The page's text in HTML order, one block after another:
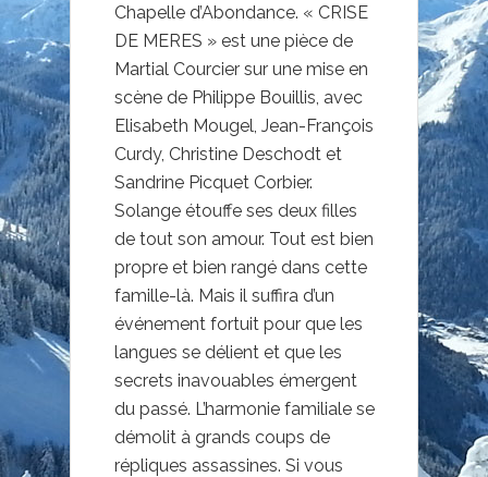
Chapelle d’Abondance. « CRISE
DE MERES » est une pièce de
Martial Courcier sur une mise en
scène de Philippe Bouillis, avec
Elisabeth Mougel, Jean-François
Curdy, Christine Deschodt et
Sandrine Picquet Corbier.
Solange étouffe ses deux filles
de tout son amour. Tout est bien
propre et bien rangé dans cette
famille-là. Mais il suffira d’un
événement fortuit pour que les
langues se délient et que les
secrets inavouables émergent
du passé. L’harmonie familiale se
démolit à grands coups de
répliques assassines. Si vous